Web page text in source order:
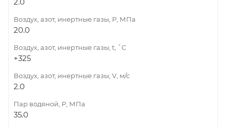
Воздух, азот, инертные газы, Р, МПа
20.0
Воздух, азот, инертные газы, t, ˚C
+325
Воздух, азот, инертные газы, V, м/с
2.0
Пар водяной, Р, МПа
35.0